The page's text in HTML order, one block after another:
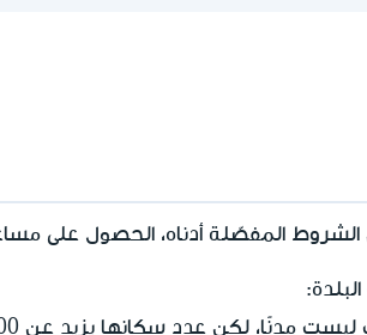
الشروط المفصّلة أدناه، الحصول على